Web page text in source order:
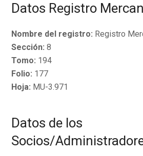
Datos Registro
Nombre del registro: Registro
Sección: 8
Tomo: 194
Folio: 177
Hoja: MU-3.971
Datos de los
Socios/